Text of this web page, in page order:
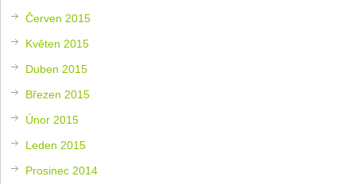
Červen 2015
Květen 2015
Duben 2015
Březen 2015
Únor 2015
Leden 2015
Prosinec 2014